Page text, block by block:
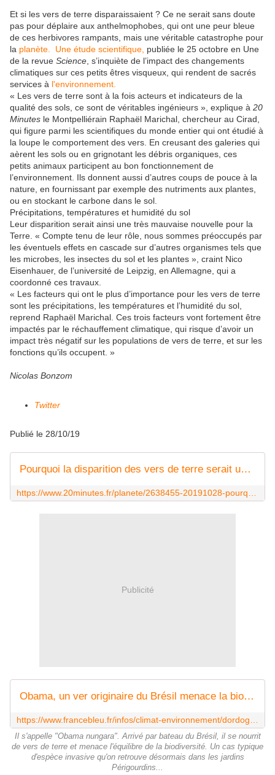
Et si les vers de terre disparaissaient ? Ce ne serait sans doute
pas pour déplaire aux anthelmophobes, qui ont une peur bleue
de ces herbivores rampants, mais une véritable catastrophe pour
la planète. Une étude scientifique, publiée le 25 octobre en Une
de la revue Science , s’inquiète de l’impact des changements
climatiques sur ces petits êtres visqueux, qui rendent de sacrés
services à l'environnement.
« Les vers de terre sont à la fois acteurs et indicateurs de la
qualité des sols, ce sont de véritables ingénieurs », explique à 20
Minutes le Montpelliérain Raphaël Marichal, chercheur au Cirad,
qui figure parmi les scientifiques du monde entier qui ont étudié à
la loupe le comportement des vers. En creusant des galeries qui
aèrent les sols ou en grignotant les débris organiques, ces
petits animaux participent au bon fonctionnement de
l’environnement. Ils donnent aussi d’autres coups de pouce à la
nature, en fournissant par exemple des nutriments aux plantes,
ou en stockant le carbone dans le sol.
Précipitations, températures et humidité du sol
Leur disparition serait ainsi une très mauvaise nouvelle pour la
Terre. « Compte tenu de leur rôle, nous sommes préoccupés par
les éventuels effets en cascade sur d’autres organismes tels que
les microbes, les insectes du sol et les plantes », craint Nico
Eisenhauer, de l’université de Leipzig, en Allemagne, qui a
coordonné ces travaux.
« Les facteurs qui ont le plus d’importance pour les vers de terre
sont les précipitations, les températures et l’humidité du sol,
reprend Raphaël Marichal. Ces trois facteurs vont fortement être
impactés par le réchauffement climatique, qui risque d’avoir un
impact très négatif sur les populations de vers de terre, et sur les
fonctions qu’ils occupent. »
Nicolas Bonzom
Twitter
Publié le 28/10/19
Pourquoi la disparition des vers de terre serait une cata pour la planète
Publicité
Obama, un ver originaire du Brésil menace la biodiversité en Dordogne
Il s'appelle "Obama nungara". Arrivé par bateau du Brésil, il se nourrit
de vers de terre et menace l'équilibre de la biodiversité. Un cas typique
d'espèce invasive qu'on retrouve désormais dans les jardins
Périgourdins...